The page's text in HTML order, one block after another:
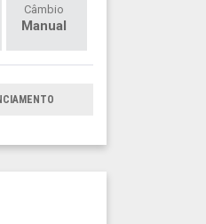
Câmbio
Manual